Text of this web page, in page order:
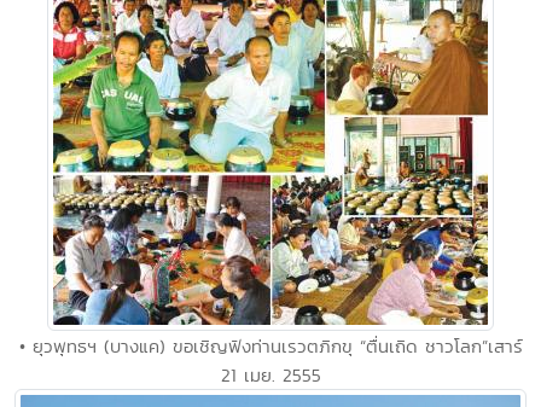
• ยุวพุทธฯ (บางแค) ขอเชิญฟังท่านเรวตภิกขุ “ตื่นเถิด ชาวโลก”เสาร์
21 เมย. 2555